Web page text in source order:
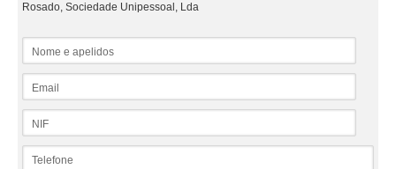
Rosado, Sociedade Unipessoal, Lda